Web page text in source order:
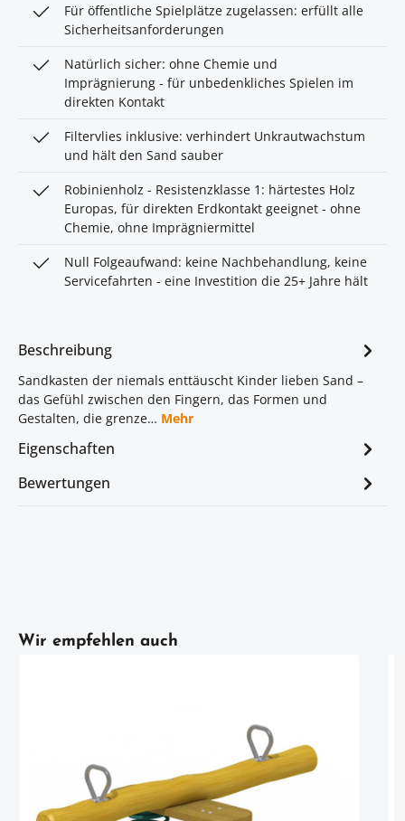
Für öffentliche Spielplätze zugelassen: erfüllt alle
Sicherheitsanforderungen
Natürlich sicher: ohne Chemie und
Imprägnierung - für unbedenkliches Spielen im
direkten Kontakt
Filtervlies inklusive: verhindert Unkrautwachstum
und hält den Sand sauber
Robinienholz - Resistenzklasse 1: härtestes Holz
Europas, für direkten Erdkontakt geeignet - ohne
Chemie, ohne Imprägniermittel
Null Folgeaufwand: keine Nachbehandlung, keine
Servicefahrten - eine Investition die 25+ Jahre hält
Beschreibung
Sandkasten der niemals enttäuscht Kinder lieben Sand –
das Gefühl zwischen den Fingern, das Formen und
Gestalten, die grenze… Mehr
Eigenschaften
Bewertungen
Artikelgalerie überspringen
Wir empfehlen auch